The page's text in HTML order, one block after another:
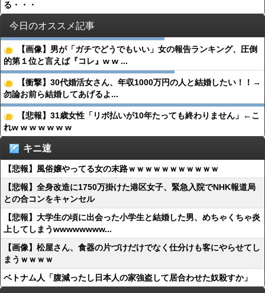
る・・・
今日のオススメ記事
【画像】男が「ガチでどうでもいい」女の報告ランキング、圧倒
的第１位と言えば『コレ』w w ...
【衝撃】30代婚活女さん、年収1000万円の人と結婚したい！！→
勿論お前ら結婚してあげるよ...
【悲報】31歳女性「リボ払いが10年たっても終わりません」←こ
れw w w w w w w
キニ速
【悲報】風俗嬢やってる女の末路ｗｗｗｗｗｗｗｗｗｗｗ
【悲報】全身改造に1750万掛けた港区女子、緊急入院でNHK報道局
との合コンをキャンセル
【悲報】大学生の頃に出会った小学生と結婚した男、めちゃくちゃ炎
上してしまうwwwwwwww...
【画像】松屋さん、食器の片づけだけでなく仕分けも客にやらせてし
まうｗｗｗｗ
ベトナム人「腹減ったし日本人の家強盗して居合わせた奴殺すか」